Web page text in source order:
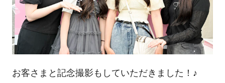
お客さまと記念撮影もしていただきました！♪